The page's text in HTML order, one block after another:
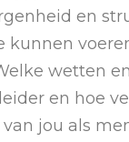
en
kunnen
wetten
en hoe
jou als